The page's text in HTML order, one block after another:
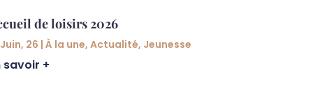
de loisirs 2026
26 |À la une,Actualité, Jeunesse
savoir +